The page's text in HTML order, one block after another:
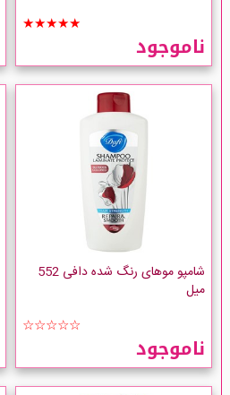
★★★★★
ناموجود
شامپو موهای رنگ شده دافی 552
میل
☆☆☆☆☆
ناموجود